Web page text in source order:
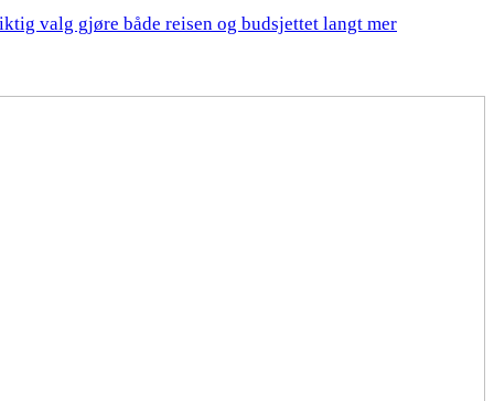
valg gjøre både reisen og budsjettet langt mer